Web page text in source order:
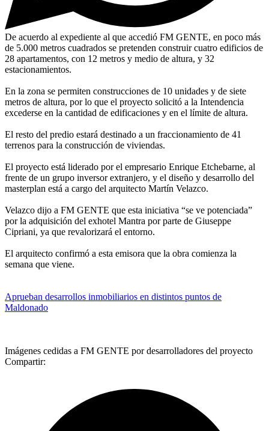
De acuerdo al expediente al que accedió FM GENTE, en poco más
de 5.000 metros cuadrados se pretenden construir cuatro edificios de
28 apartamentos, con 12 metros y medio de altura, y 32
estacionamientos.
En la zona se permiten construcciones de 10 unidades y de siete
metros de altura, por lo que el proyecto solicitó a la Intendencia
excederse en la cantidad de edificaciones y en el límite de altura.
El resto del predio estará destinado a un fraccionamiento de 41
terrenos para la construcción de viviendas.
El proyecto está liderado por el empresario Enrique Etchebarne, al
frente de un grupo inversor extranjero, y el diseño y desarrollo del
masterplan está a cargo del arquitecto Martín Velazco.
Velazco dijo a FM GENTE que esta iniciativa “se ve potenciada”
por la adquisición del exhotel Mantra por parte de Giuseppe
Cipriani, ya que revalorizará el entorno.
El arquitecto confirmó a esta emisora que la obra comienza la
semana que viene.
Aprueban desarrollos inmobiliarios en distintos puntos de
Maldonado
Imágenes cedidas a FM GENTE por desarrolladores del proyecto
Compartir: